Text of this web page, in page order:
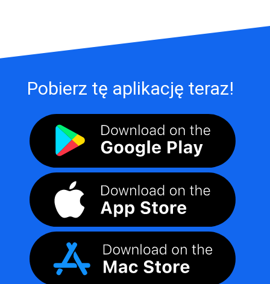
Pobierz tę aplikację teraz!